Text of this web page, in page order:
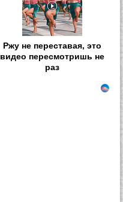
Ржу не переставая, это
видео пересмотришь не
раз